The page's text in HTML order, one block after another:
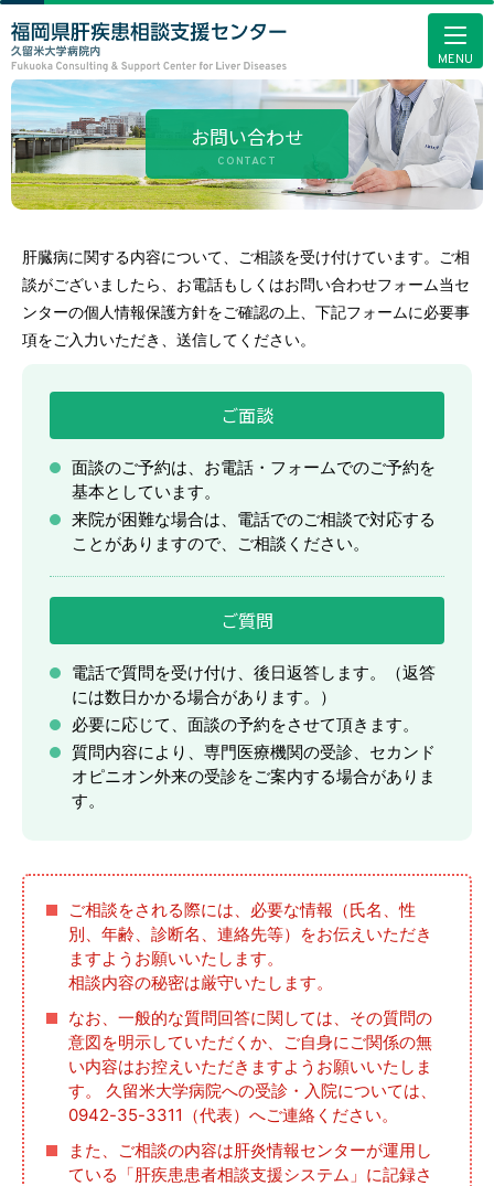
MENU
HOME
センターについて
一般の方（患者さん）
肝炎医療コーディネーターを目指す方
交通アクセス
関連リンク
0942-31-7968
月～金曜日(祝日除く)10:00～16:00
プライバシーポリシー
お問い合わせ
CONTACT
肝臓病に関する内容について、ご相談を受け付けています。
ご相
談がございましたら、お電話もしくはお問い合わせフォーム当セ
ンターの個人情報保護方針をご確認の上、下記フォームに必要事
項をご入力いただき、送信してください。
ご面談
面談のご予約は、お電話・フォームでのご予約を
基本としています。
来院が困難な場合は、電話でのご相談で対応する
ことがありますので、ご相談ください。
ご質問
電話で質問を受け付け、後日返答します。（返答
には数日かかる場合があります。）
必要に応じて、面談の予約をさせて頂きます。
質問内容により、専門医療機関の受診、セカンド
オピニオン外来の受診をご案内する場合がありま
す。
ご相談をされる際には、必要な情報（氏名、性
別、年齢、診断名、連絡先等）をお伝えいただき
ますようお願いいたします。
相談内容の秘密は厳守いたします。
なお、一般的な質問回答に関しては、その質問の
意図を明示していただくか、ご自身にご関係の無
い内容はお控えいただきますようお願いいたしま
す。 久留米大学病院への受診・入院については、
0942-35-3311（代表）へご連絡ください。
また、ご相談の内容は肝炎情報センターが運用し
ている「肝疾患患者相談支援システム」に記録さ